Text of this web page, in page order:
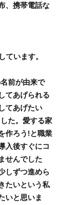
、携帯電話な
ています。
前が由来で
てあげられる
てあげたい
た。愛する家
作ろう!と職業
入後すぐにコ
せんでした
しずつ進めら
たいという私
いと思いま